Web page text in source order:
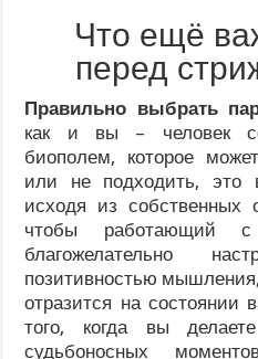
Что ещё
перед
Правильно выбрать
как и вы – человек
биополем, которое
или не подходить, это
исходя из собственных
чтобы работающий
благожелательно
позитивностью
отразится на
того, когда вы
судьбоносных